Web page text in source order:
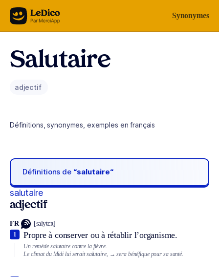
Aller au contenu Synonymes
Salutaire
adjectif
Définitions, synonymes, exemples en français
Définitions de “salutaire“
salutaire
adjectif
FR [salytɛʀ]
Propre à conserver ou à rétablir l’organisme.
1
Un remède salutaire contre la fièvre.
Le climat du Midi lui serait salutaire, → sera bénéfique pour sa santé.